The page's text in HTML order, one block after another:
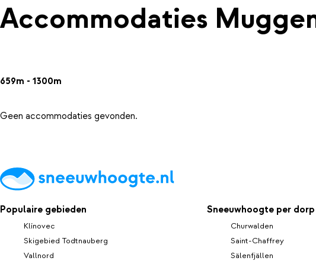
Accommodaties
659m - 1300m
Geen accommodaties gevonden.
Populaire gebieden
Klínovec
Skigebied Todtnauberg
Vallnord
Sneeuwhoogte per dorp
Churwalden
Saint-Chaffrey
Sälenfjällen